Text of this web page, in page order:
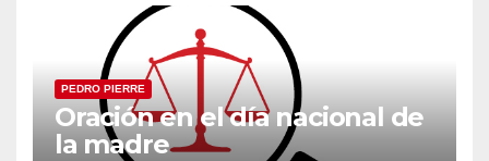
PEDRO PIERRE
Oración en el día nacional de
la madre